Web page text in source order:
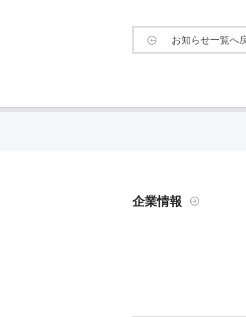
お知らせ一覧へ
企業情報